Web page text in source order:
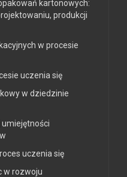
kartonowych:
produkcji
w procesie
uczenia się
w dziedzinie
umiejętności
uczenia się
w rozwoju